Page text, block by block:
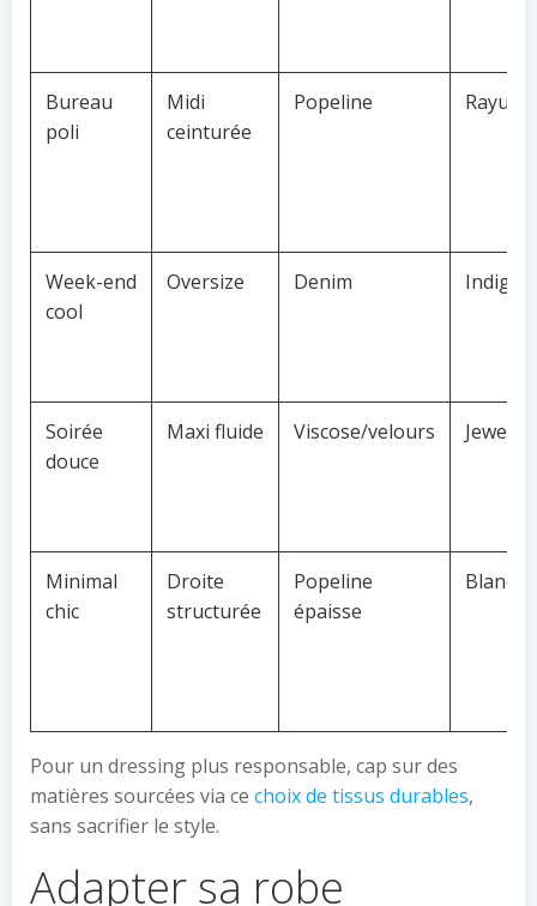
Bureau
poli
Midi
ceinturée
Popeline
Week-end
cool
Oversize Denim Indigo
Soirée
douce
Maxi fluide Viscose/velours Jewel
Minimal
chic
Droite
structurée
Popeline
épaisse
Blanc/
Pour un dressing plus responsable, cap sur des
matières sourcées via ce choix de tissus durables,
sans sacrifier le style.
Adapter sa robe